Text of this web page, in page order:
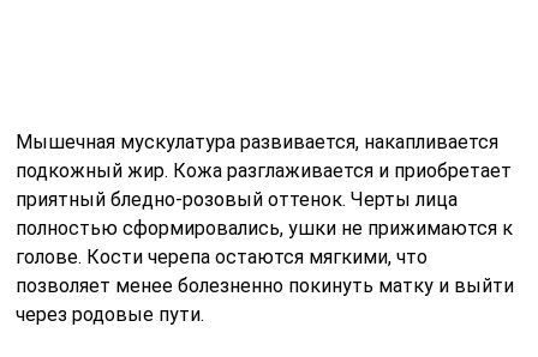
Мышечная мускулатура развивается, накапливается
подкожный жир. Кожа разглаживается и приобретает
приятный бледно-розовый оттенок. Черты лица
полностью сформировались, ушки не прижимаются к
голове. Кости черепа остаются мягкими, что
позволяет менее болезненно покинуть матку и выйти
через родовые пути.